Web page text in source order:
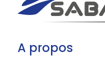
A propos